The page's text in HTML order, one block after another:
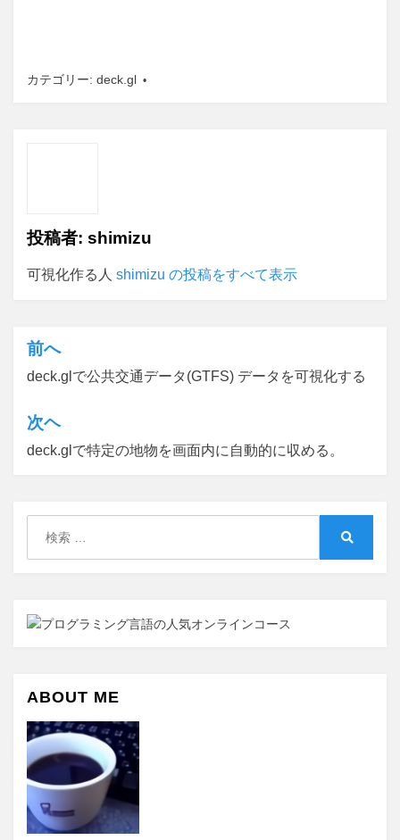
カテゴリー: deck.gl
投稿者: shimizu
可視化作る人 shimizu の投稿をすべて表示
投
稿
ナ
ビ
シ
ョ
前へ
deck.glで公共交通データ(GTFS) データを可視化する
次ヘ
deck.glで特定の地物を画面内に自動的に収める。
ABOUT ME